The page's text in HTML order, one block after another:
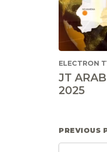
ELECTRON
JT
2025
PREVIOUS